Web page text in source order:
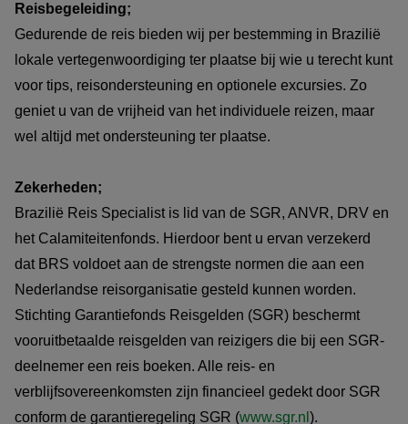
Reisbegeleiding;
Gedurende de reis bieden wij per bestemming in Brazilië
lokale vertegenwoordiging ter plaatse bij wie u terecht kunt
voor tips, reisondersteuning en optionele excursies. Zo
geniet u van de vrijheid van het individuele reizen, maar
wel altijd met ondersteuning ter plaatse.
Zekerheden;
Brazilië Reis Specialist is lid van de SGR, ANVR, DRV en
het Calamiteitenfonds. Hierdoor bent u ervan verzekerd
dat BRS voldoet aan de strengste normen die aan een
Nederlandse reisorganisatie gesteld kunnen worden.
Stichting Garantiefonds Reisgelden (SGR) beschermt
vooruitbetaalde reisgelden van reizigers die bij een SGR-
deelnemer een reis boeken. Alle reis- en
verblijfsovereenkomsten zijn financieel gedekt door SGR
conform de garantieregeling SGR (www.sgr.nl ).